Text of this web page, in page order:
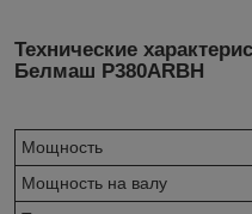
Технические
Белмаш P380ARBH
Мощность
Мощность на валу